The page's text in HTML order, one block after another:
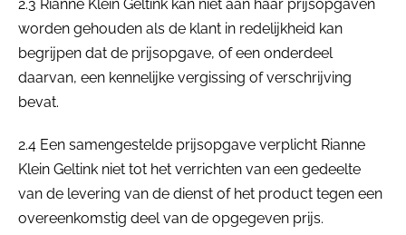
2.3 Rianne Klein Geltink kan niet aan haar prijsopgaven
worden gehouden als de klant in redelijkheid kan
begrijpen dat de prijsopgave, of een onderdeel
daarvan, een kennelijke vergissing of verschrijving
bevat.
2.4 Een samengestelde prijsopgave verplicht Rianne
Klein Geltink niet tot het verrichten van een gedeelte
van de levering van de dienst of het product tegen een
overeenkomstig deel van de opgegeven prijs.